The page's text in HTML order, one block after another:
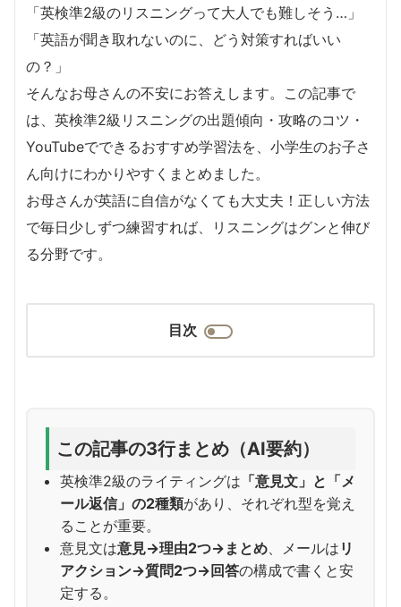
「英検準2級のリスニングって大人でも難しそう…」
「英語が聞き取れないのに、どう対策すればいい
の？」
そんなお母さんの不安にお答えします。この記事で
は、英検準2級リスニングの出題傾向・攻略のコツ・
YouTubeでできるおすすめ学習法を、小学生のお子さ
ん向けにわかりやすくまとめました。
お母さんが英語に自信がなくても大丈夫！正しい方法
で毎日少しずつ練習すれば、リスニングはグンと伸び
る分野です。
目次
この記事の3行まとめ（AI要約）
英検準2級のライティングは 「意見文」と「メ
ール返信」の2種類があり、それぞれ型を覚え
ることが重要。
意見文は意見→理由2つ→まとめ 、メールは リ
アクション→質問2つ→回答の構成で書くと安
定する。